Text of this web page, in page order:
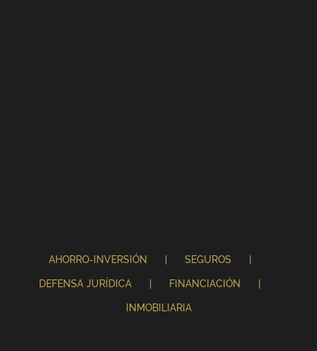
AHORRO-INVERSIÓN SEGUROS
DEFENSA JURÍDICA FINANCIACIÓN
INMOBILIARIA